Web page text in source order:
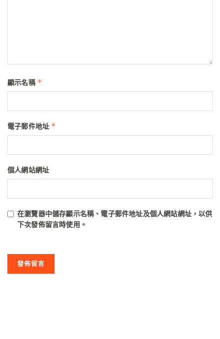
顯示名稱 *
電子郵件地址 *
個人網站網址
在瀏覽器中儲存顯示名稱、電子郵件地址及個人網站網址，以供
下次發佈留言時使用。